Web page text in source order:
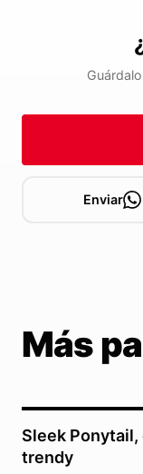
Enviar
Más
Sleek Ponytail,
trendy